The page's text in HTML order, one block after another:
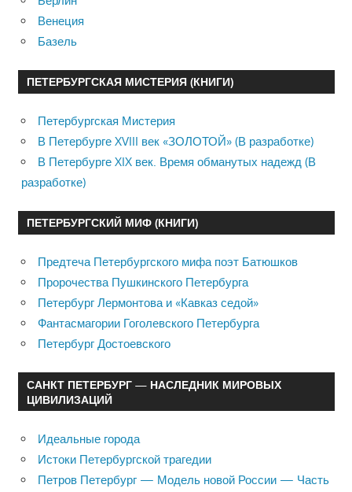
Венеция
Базель
ПЕТЕРБУРГСКАЯ МИСТЕРИЯ (КНИГИ)
Петербургская Мистерия
В Петербурге XVIII век «ЗОЛОТОЙ» (В разработке)
В Петербурге XIX век. Время обманутых надежд (В
разработке)
ПЕТЕРБУРГСКИЙ МИФ (КНИГИ)
Предтеча Петербургского мифа поэт Батюшков
Пророчества Пушкинского Петербурга
Петербург Лермонтова и «Кавказ седой»
Фантасмагории Гоголевского Петербурга
Петербург Достоевского
САНКТ ПЕТЕРБУРГ — НАСЛЕДНИК МИРОВЫХ
ЦИВИЛИЗАЦИЙ
Идеальные города
Истоки Петербургской трагедии
Петров Петербург — Модель новой России — Часть